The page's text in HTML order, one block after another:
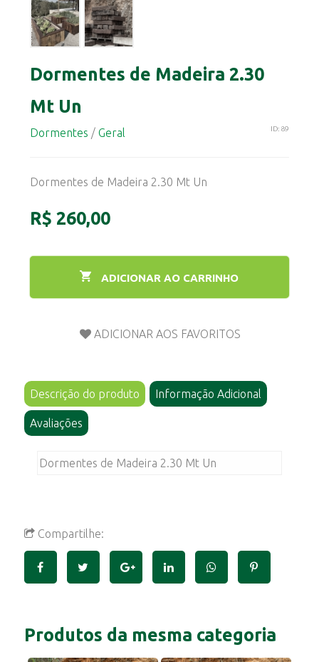
Dormentes de Madeira 2.30
Mt Un
Dormentes / Geral ID: 89
Dormentes de Madeira 2.30 Mt Un
R$ 260,00
ADICIONAR AO CARRINHO
Descrição do produto Informação Adicional
Avaliações
Dormentes de Madeira 2.30 Mt Un
Compartilhe:
Produtos da mesma categoria